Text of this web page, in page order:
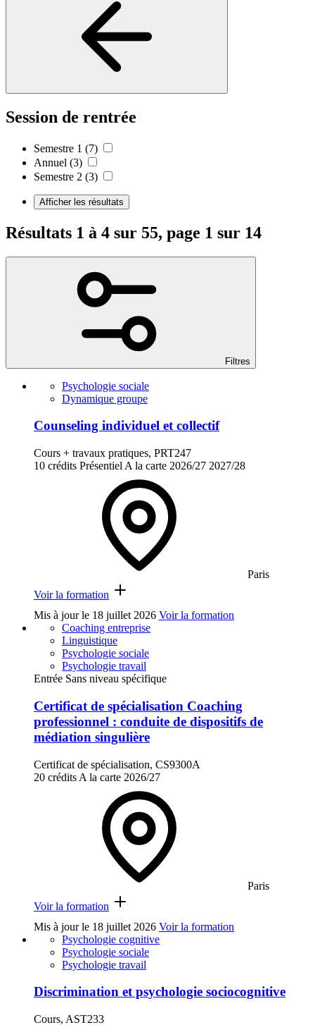
Session de rentrée
Semestre 1 (7)
Annuel (3)
Semestre 2 (3)
Afficher les résultats
Résultats 1 à 4 sur 55, page 1 sur 14
Filtres
Psychologie sociale
Dynamique groupe
Counseling individuel et collectif
Cours + travaux pratiques, PRT247
10 crédits Présentiel A la carte 2026/27 2027/28
Paris
Voir la formation
Mis à jour le 18 juillet 2026 Voir la formation
Coaching entreprise
Linguistique
Psychologie sociale
Psychologie travail
Entrée Sans niveau spécifique
Certificat de spécialisation Coaching
professionnel : conduite de dispositifs de
médiation singulière
Certificat de spécialisation, CS9300A
20 crédits A la carte 2026/27
Paris
Voir la formation
Mis à jour le 18 juillet 2026 Voir la formation
Psychologie cognitive
Psychologie sociale
Psychologie travail
Discrimination et psychologie sociocognitive
Cours, AST233